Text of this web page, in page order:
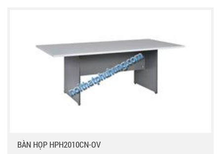
BÀN HỌP HPH2010CN-OV